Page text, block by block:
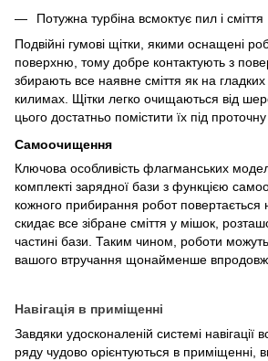
Потужна турбіна всмоктує пил і сміття
Подвійні гумові щітки, якими оснащені
поверхню, тому добре контактують з
збирають все наявне сміття як на гладких
килимах. Щітки легко очищаються від
цього достатньо помістити їх під проточну
Самоочищення
Ключова особливість флагманських
комплекті зарядної бази з функцією
кожного прибирання робот повертається
скидає все зібране сміття у мішок,
частині бази. Таким чином, роботи
вашого втручання щонайменше впродовж
Навігація в приміщенні
Завдяки удосконаленій системі навігації
ряду чудово орієнтуються в приміщенні,